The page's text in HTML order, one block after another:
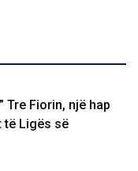
Tre Fiorin, një hap
të Ligës së